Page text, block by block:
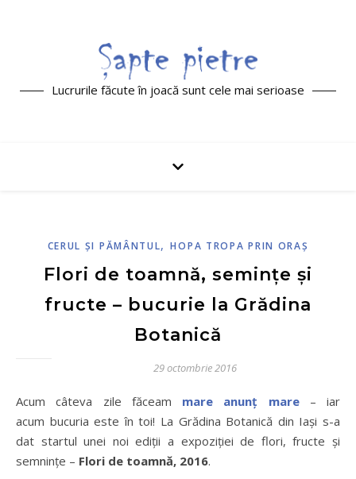
Lucrurile făcute în joacă sunt cele mai serioase
CERUL ŞI PĂMÂNTUL,HOPA TROPA PRIN ORAŞ
Flori de toamnă, semințe și
fructe – bucurie la Grădina
Botanică
29 octombrie 2016
Acum câteva zile făceam mare anunț mare– iar
acum bucuria este în toi! La Grădina Botanică din Iași s-a
dat startul unei noi ediții a expoziției de flori, fructe și
semnințe – Flori de toamnă, 2016.